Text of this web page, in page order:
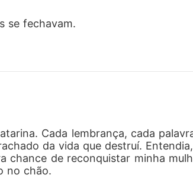
se fechavam.
surge a pergunta que
Cada lembrança, cada
da vida que destruí.
de reconquistar minha
no chão.